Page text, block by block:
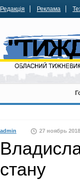
Редакція Реклама
admin 27 ноябрь 2018
стану